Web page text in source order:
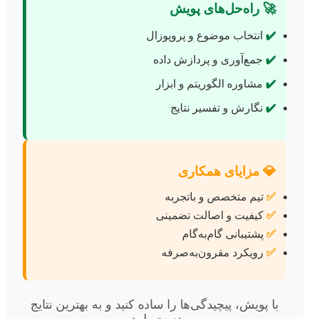
🚀 راه‌حل‌های پویش
✔️ انتخاب موضوع و پروپوزال
✔️ جمع‌آوری و پردازش داده
✔️ مشاوره الگوریتم و ابزار
✔️ نگارش و تفسیر نتایج
💎 مزایای همکاری
✅ تیم متخصص و باتجربه
✅ کیفیت و اصالت تضمینی
✅ پشتیبانی گام‌به‌گام
✅ رویکرد مقرون‌به‌صرفه
با پویش، پیچیدگی‌ها را ساده کنید و به بهترین نتایج